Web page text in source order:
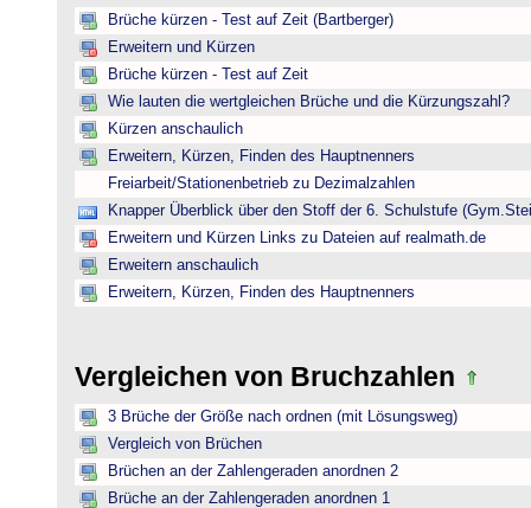
Brüche kürzen - Test auf Zeit (Bartberger)
Erweitern und Kürzen
Brüche kürzen - Test auf Zeit
Wie lauten die wertgleichen Brüche und die Kürzungszahl?
Kürzen anschaulich
Erweitern, Kürzen, Finden des Hauptnenners
Freiarbeit/Stationenbetrieb zu Dezimalzahlen
Knapper Überblick über den Stoff der 6. Schulstufe
Erweitern und Kürzen Links zu Dateien auf realmath.de
Erweitern anschaulich
Erweitern, Kürzen, Finden des Hauptnenners
Vergleichen von Bruchzahlen
3 Brüche der Größe nach ordnen (mit Lösungsweg)
Vergleich von Brüchen
Brüchen an der Zahlengeraden anordnen 2
Brüche an der Zahlengeraden anordnen 1